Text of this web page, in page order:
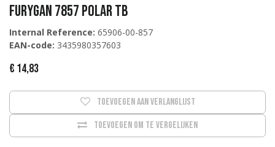
Furygan 7857 Polar TB
Internal Reference: 65906-00-857
EAN-code: 3435980357603
€ 14,83
Toevoegen om te vergelijken
Toevoegen aan verlanglijst